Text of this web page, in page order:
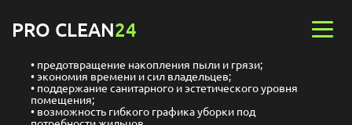
PRO CLEAN24
предотвращение накопления пыли и грязи;
экономия времени и сил владельцев;
поддержание санитарного и эстетического уровня
помещения;
возможность гибкого графика уборки под